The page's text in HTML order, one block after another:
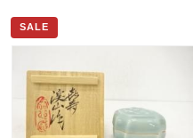
SALE